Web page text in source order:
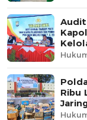
Ribu